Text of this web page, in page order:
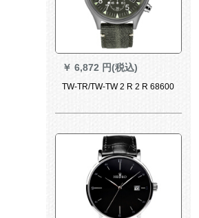
￥ 6,872 円(税込)
TW-TR/TW-TW 2 R 2 R 68600